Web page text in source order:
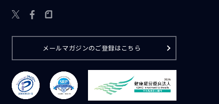

メールマガジンのご登録はこちら